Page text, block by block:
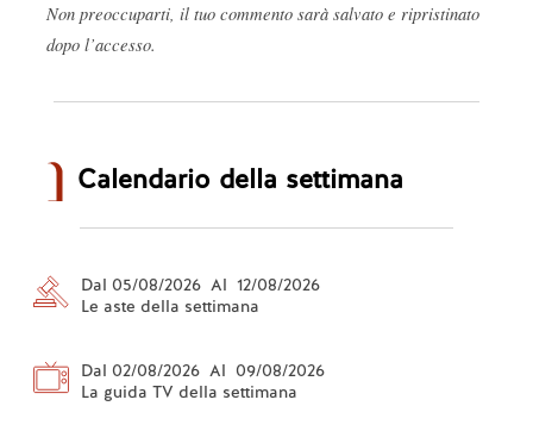
Non preoccuparti, il tuo commento sarà salvato e ripristinato
dopo l’accesso.
Calendario della settimana
Dal 05/08/2026 Al 12/08/2026
Le aste della settimana
Dal 02/08/2026 Al 09/08/2026
La guida TV della settimana